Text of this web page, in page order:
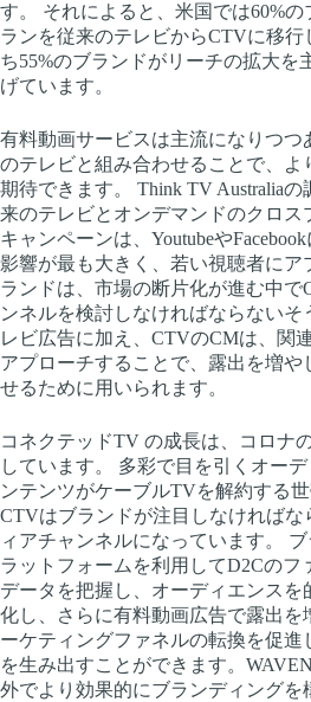
す。 それによると、米国では60%
ランを従来のテレビからCTVに移行
ち55%のブランドがリーチの拡大を
げています。
有料動画サービスは主流になりつつ
のテレビと組み合わせることで、よ
期待できます。 Think TV Australia
来のテレビとオンデマンドのクロス
キャンペーンは、Youtubeや
影響が最も大きく、若い視聴者にア
ランドは、市場の断片化が進む中で
ンネルを検討しなければならないそ
レビ広告に加え、CTVのCMは、関
アプローチすることで、露出を増や
せるために用いられます。
コネクテッドTV の成長は、コロナ
しています。 多彩で目を引くオー
ンテンツがケーブルTVを解約する世
CTVはブランドが注目しなければな
ィアチャンネルになっています。
ラットフォームを利用してD2Cのフ
データを把握し、オーディエンスを
化し、さらに有料動画広告で露出を
ーケティングファネルの転換を促進
を生み出すことができます。
外でより効果的にブランディングを